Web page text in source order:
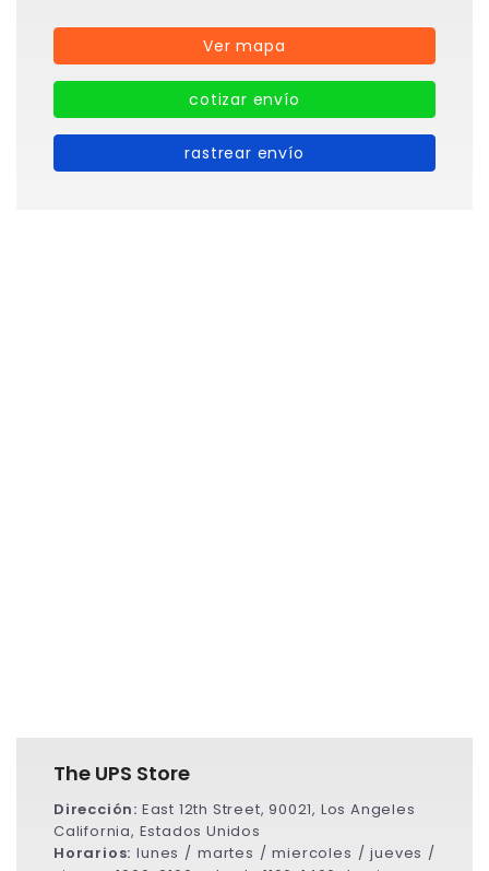
Ver mapa
cotizar envío
rastrear envío
The UPS Store
Dirección: East 12th Street, 90021, Los Angeles
California, Estados Unidos
Horarios:lunes / martes / miercoles / jueves /